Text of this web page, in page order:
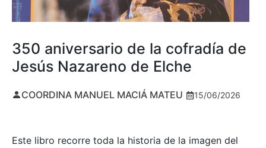
350 aniversario de la cofradía de
Jesús Nazareno de Elche
COORDINA MANUEL MACIÁ MATEU 15/06/2026
Este libro recorre toda la historia de la imagen del